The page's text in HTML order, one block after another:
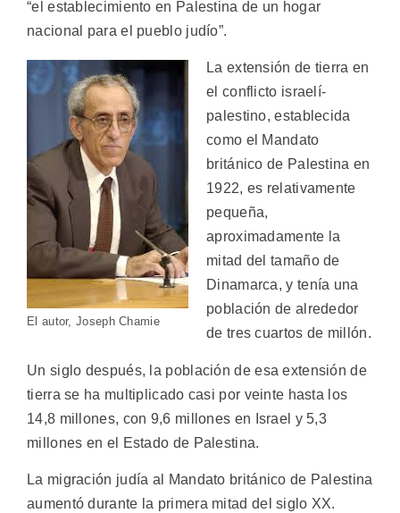
“el establecimiento en Palestina de un hogar
nacional para el pueblo judío”.
El autor, Joseph Chamie
La extensión de tierra en
el conflicto israelí-
palestino, establecida
como el Mandato
británico de Palestina en
1922, es relativamente
pequeña,
aproximadamente la
mitad del tamaño de
Dinamarca, y tenía una
población de alrededor
de tres cuartos de millón.
Un siglo después, la población de esa extensión de
tierra se ha multiplicado casi por veinte hasta los
14,8 millones, con 9,6 millones en Israel y 5,3
millones en el Estado de Palestina.
La migración judía al Mandato británico de Palestina
aumentó durante la primera mitad del siglo XX.